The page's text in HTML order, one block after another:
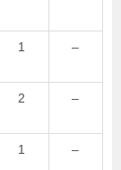
1 –
2 –
1 –